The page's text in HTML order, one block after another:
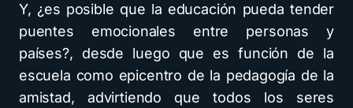
Y, ¿es posible que la educación pueda tender
puentes emocionales entre personas y
países?, desde luego que es función de la
escuela como epicentro de la pedagogía de la
amistad, advirtiendo que todos los seres